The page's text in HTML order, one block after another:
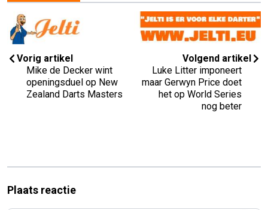
Vorig artikel
Mike de Decker wint
openingsduel op New
Zealand Darts Masters
Volgend artikel
Luke Litter imponeert
maar Gerwyn Price doet
het op World Series
nog beter
Plaats reactie